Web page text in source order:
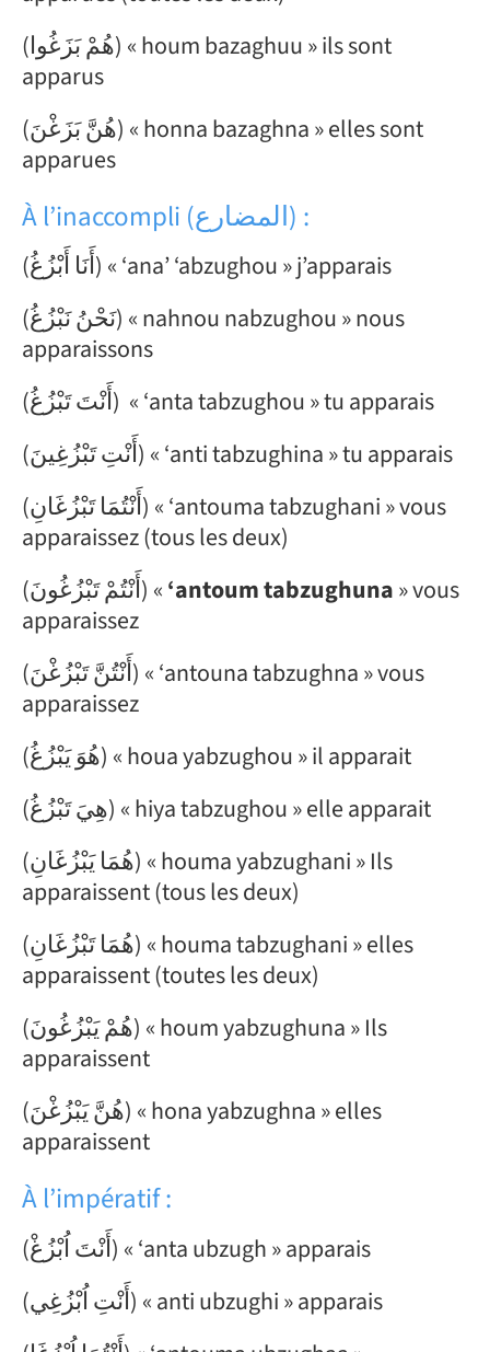
(هُمْ بَزَغُوا) « houm bazaghuu » ils sont
apparus
(هُنَّ بَزَغْنَ) « honna bazaghna » elles sont
apparues
À l’inaccompli (المضارع) :
(أَنَا أَبْزُغُ) « ‘ana’ ‘abzughou » j’apparais
(نَحْنُ نَبْزُغُ) « nahnou nabzughou » nous
apparaissons
(أَنْتَ تَبْزُغُ) « ‘anta tabzughou » tu apparais
(أَنْتِ تَبْزُغِينَ) « ‘anti tabzughina » tu apparais
(أَنْتُمَا تَبْزُغَانِ) « ‘antouma tabzughani » vous
apparaissez (tous les deux)
(أَنْتُمْ تَبْزُغُونَ) «‘antoum tabzughuna» vous
apparaissez
(أَنْتُنَّ تَبْزُغْنَ) « ‘antouna tabzughna » vous
apparaissez
(هُوَ يَبْزُغُ) « houa yabzughou » il apparait
(هِيَ تَبْزُغُ) « hiya tabzughou » elle apparait
(هُمَا يَبْزُغَانِ) « houma yabzughani » Ils
apparaissent (tous les deux)
(هُمَا تَبْزُغَانِ) « houma tabzughani » elles
apparaissent (toutes les deux)
(هُمْ يَبْزُغُونَ) « houm yabzughuna » Ils
apparaissent
(هُنَّ يَبْزُغْنَ) « hona yabzughna » elles
apparaissent
À l’impératif :
(أَنْتَ اُبْزُغْ) « ‘anta ubzugh »apparais
(أَنْتِ اُبْزُغِي) « anti ubzughi » apparais